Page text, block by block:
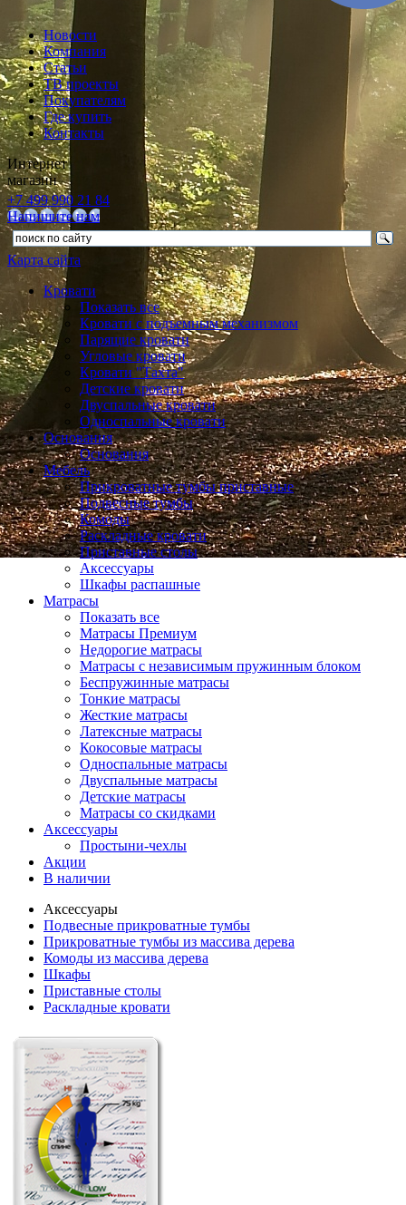
Новости
Компания
Статьи
ТВ проекты
Покупателям
Где купить
Контакты
Интернет
магазин
+7 499 990 21 84
Напишите нам
Карта сайта
Кровати
Показать все
Кровати с подъемным механизмом
Парящие кровати
Угловые кровати
Кровати "Тахта"
Детские кровати
Двуспальные кровати
Односпальные кровати
Основания
Основания
Мебель
Прикроватные тумбы приставные
Подвесные тумбы
Комоды
Раскладные кровати
Приставные столы
Аксессуары
Шкафы распашные
Матрасы
Показать все
Матрасы Премиум
Недорогие матрасы
Матрасы с независимым пружинным блоком
Беспружинные матрасы
Тонкие матрасы
Жесткие матрасы
Латексные матрасы
Кокосовые матрасы
Односпальные матрасы
Двуспальные матрасы
Детские матрасы
Матрасы со скидками
Аксессуары
Простыни-чехлы
Акции
В наличии
Аксессуары
Подвесные прикроватные тумбы
Прикроватные тумбы из массива дерева
Комоды из массива дерева
Шкафы
Приставные столы
Раскладные кровати